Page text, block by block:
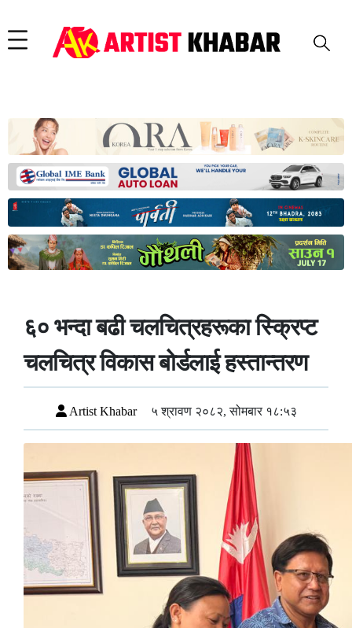
६० भन्दा बढी चलचित्रहरूका स्क्रिप्ट
चलचित्र विकास बोर्डलाई हस्तान्तरण
Artist Khabar ५ श्रावण २०८२, सोमबार १८:५३